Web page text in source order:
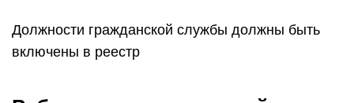
Должности гражданской службы должны быть
включены в реестр